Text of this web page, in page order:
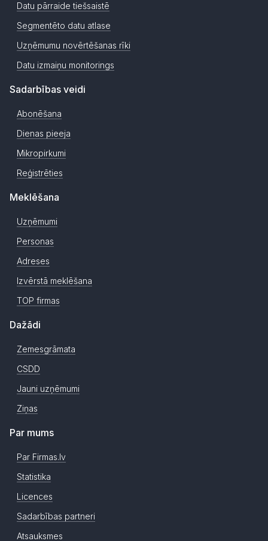
Datu pārraide tiešsaistē
Segmentēto datu atlase
Uzņēmumu novērtēšanas rīki
Datu izmaiņu monitorings
Sadarbības veidi
Abonēšana
Dienas pieeja
Mikropirkumi
Reģistrēties
Meklēšana
Uzņēmumi
Personas
Adreses
Izvērstā meklēšana
TOP firmas
Dažādi
Zemesgrāmata
CSDD
Jauni uzņēmumi
Ziņas
Par mums
Par Firmas.lv
Statistika
Licences
Sadarbības partneri
Atsauksmes